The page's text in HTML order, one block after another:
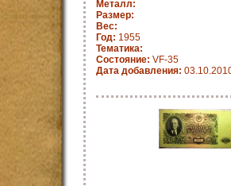
Металл:
Размер:
Вес:
Год: 1955
Тематика:
Состояние: VF-35
Дата добавления: